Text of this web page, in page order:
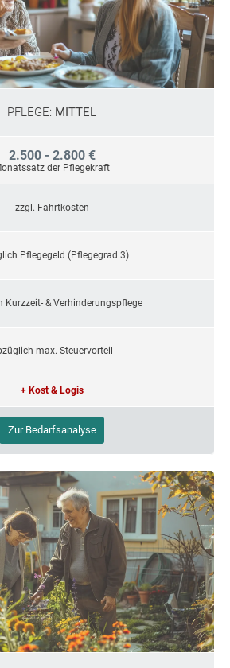
PFLEGE: MITTEL
2.500 - 2.800 €
der Pflegekraft
zzgl. Fahrtkosten
Pflegegeld (Pflegegrad 3)
Kurzzeit- & Verhinderungspflege
max. Steuervorteil
+ Kost & Logis
Zur Bedarfsanalyse